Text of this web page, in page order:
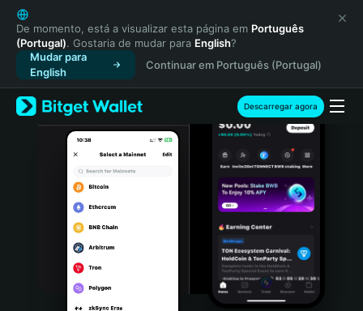
English
日本語
Tiếng Việt
Русский
Español (Latinoamérica)
Türkçe
Italiano
Português (Portugal)
Bahasa Indonesia
De momento, está a visualizar esta página em Português
(Portugal). Gostaria de mudar para English?
Mudar para
English
Continuar em Português (Portugal)
Descarregar agora